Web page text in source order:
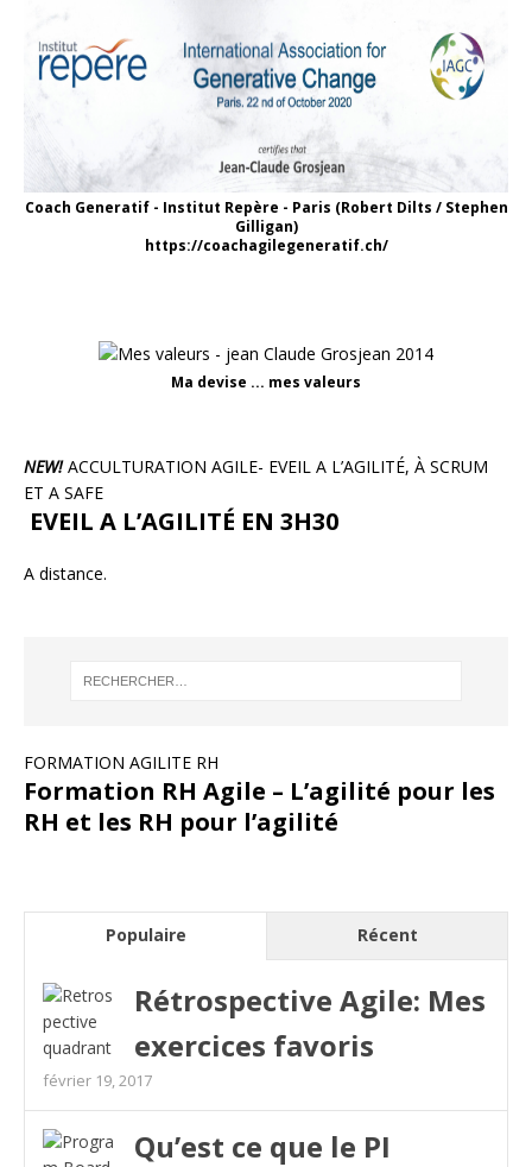
Coach Generatif - Institut Repère - Paris (Robert Dilts / Stephen
Gilligan)
https://coachagilegeneratif.ch/
Ma devise ... mes valeurs
NEW!ACCULTURATION AGILE- EVEIL A L’AGILITÉ, À SCRUM
ET A SAFE
EVEIL A L’AGILITÉ EN 3H30
A distance.
FORMATION AGILITE RH
Formation RH Agile – L’agilité pour les
RH et les RH pour l’agilité
Populaire Récent
Rétrospective Agile: Mes
exercices favoris
février 19, 2017
Qu’est ce que le PI